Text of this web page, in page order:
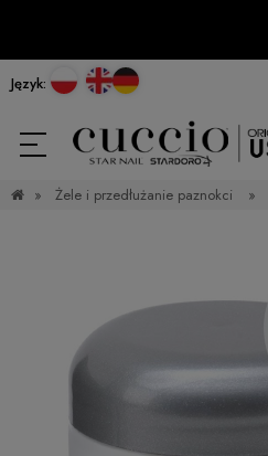
Język:
» Żele i przedłużanie paznokci »